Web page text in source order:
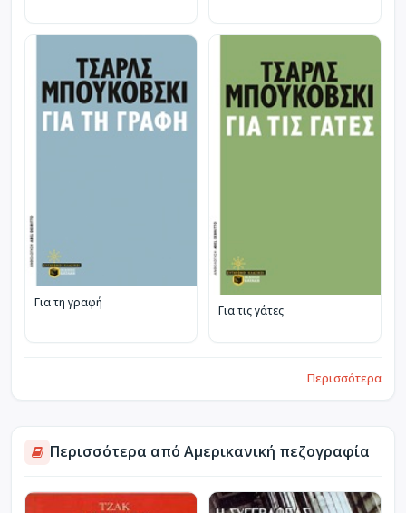
Για τη γραφή Για τις γάτες
Περισσότερα
Περισσότερα από Αμερικανική πεζογραφία